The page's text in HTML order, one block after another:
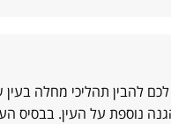
לכם להבין תהליכי
נוספת על העין.